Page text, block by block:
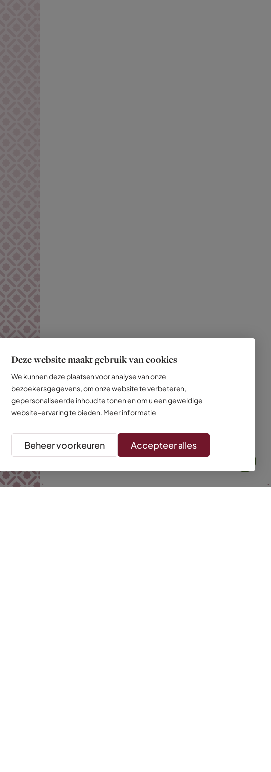
Deze website maakt gebruik van cookies
We kunnen deze plaatsen voor analyse van onze
bezoekersgegevens, om onze website te verbeteren,
gepersonaliseerde inhoud te tonen en om u een geweldige
website-ervaring te bieden. Meer informatie
Beheer voorkeuren Accepteer alles